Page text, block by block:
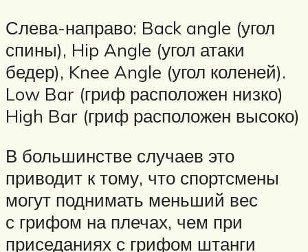
Слева-направо: Back angle (угол
спины), Hip Angle (угол атаки
бедер), Knee Angle (угол коленей).
Low Bar (гриф расположен низко)
High Bar (гриф расположен высоко)
В большинстве случаев это
приводит к тому, что спортсмены
могут поднимать меньший вес
с грифом на плечах, чем при
приседаниях с грифом штанги